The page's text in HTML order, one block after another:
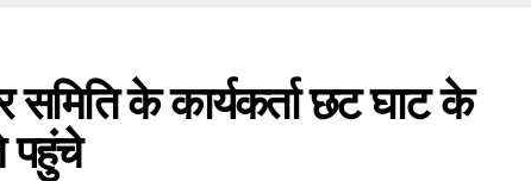
समिति के कार्यकर्ता छट घाट के
पहुंचे